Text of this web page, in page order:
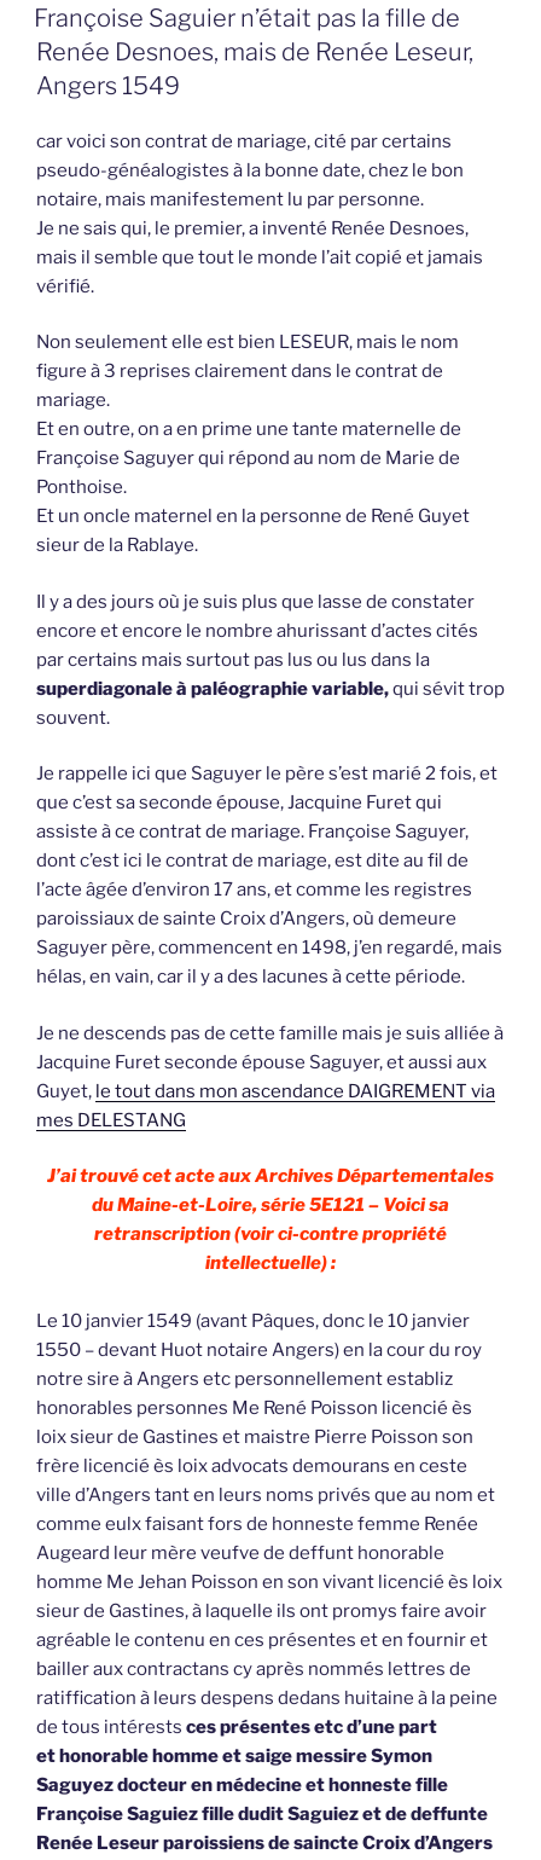
LE
Françoise Saguier n’était pas la fille de
Renée Desnoes, mais de Renée Leseur,
Angers 1549
car voici son contrat de mariage, cité par certains
pseudo-généalogistes à la bonne date, chez le bon
notaire, mais manifestement lu par personne.
Je ne sais qui, le premier, a inventé Renée Desnoes,
mais il semble que tout le monde l’ait copié et jamais
vérifié.
Non seulement elle est bien LESEUR, mais le nom
figure à 3 reprises clairement dans le contrat de
mariage.
Et en outre, on a en prime une tante maternelle de
Françoise Saguyer qui répond au nom de Marie de
Ponthoise.
Et un oncle maternel en la personne de René Guyet
sieur de la Rablaye.
Il y a des jours où je suis plus que lasse de constater
encore et encore le nombre ahurissant d’actes cités
par certains mais surtout pas lus ou lus dans la
superdiagonale à paléographie variable,qui sévit trop
souvent.
Je rappelle ici que Saguyer le père s’est marié 2 fois, et
que c’est sa seconde épouse, Jacquine Furet qui
assiste à ce contrat de mariage. Françoise Saguyer,
dont c’est ici le contrat de mariage, est dite au fil de
l’acte âgée d’environ 17 ans, et comme les registres
paroissiaux de sainte Croix d’Angers, où demeure
Saguyer père, commencent en 1498, j’en regardé, mais
hélas, en vain, car il y a des lacunes à cette période.
Je ne descends pas de cette famille mais je suis alliée à
Jacquine Furet seconde épouse Saguyer, et aussi aux
Guyet, le tout dans mon ascendance DAIGREMENT via
mes DELESTANG
J’ai trouvé cet acte aux Archives Départementales
du Maine-et-Loire, série 5E121 – Voici sa
retranscription (voir ci-contre propriété
intellectuelle) :
Le 10 janvier 1549 (avant Pâques, donc le 10 janvier
1550 – devant Huot notaire Angers) en la cour du roy
notre sire à Angers etc personnellement establiz
honorables personnes Me René Poisson licencié ès
loix sieur de Gastines et maistre Pierre Poisson son
frère licencié ès loix advocats demourans en ceste
ville d’Angers tant en leurs noms privés que au nom et
comme eulx faisant fors de honneste femme Renée
Augeard leur mère veufve de deffunt honorable
homme Me Jehan Poisson en son vivant licencié ès loix
sieur de Gastines, à laquelle ils ont promys faire avoir
agréable le contenu en ces présentes et en fournir et
bailler aux contractans cy après nommés lettres de
ratiffication à leurs despens dedans huitaine à la peine
de tous intérests ces présentes etc d’une part
et honorable homme et saige messire Symon
Saguyez docteur en médecine et honneste fille
Françoise Saguiez fille dudit Saguiez et de deffunte
Renée Leseur paroissiens de saincte Croix d’Angers